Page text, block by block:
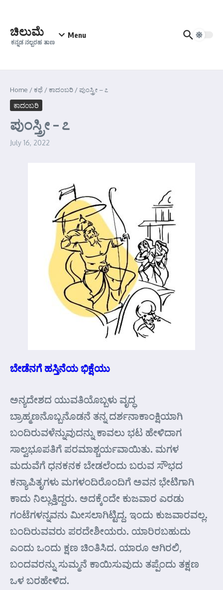
ಚಿಲುಮೆ
ಕನ್ನಡ ನಲ್ಬರಹ ತಾಣ
Menu
Home /ಕಥೆ /ಕಾದಂಬರಿ /ಪುಂಸ್ತ್ರೀ – ೭
ಕಾದಂಬರಿ
ಪುಂಸ್ತ್ರೀ – ೭
July 16, 2022
ಬೇಡೆನಗೆ ಹಸ್ತಿನೆಯ ಭಿಕ್ಷೆಯು
ಅನ್ಯದೇಶದ ಯುವತಿಯೊಬ್ಬಳು ವೃದ್ಧ
ಬ್ರಾಹ್ಮಣನೊಬ್ಬನೊಡನೆ ತನ್ನ ದರ್ಶನಾಕಾಂಕ್ಷಿಯಾಗಿ
ಬಂದಿರುವಳೆನ್ನುವುದನ್ನು ಕಾವಲು ಭಟ ಹೇಳಿದಾಗ
ಸಾಲ್ವಭೂಪತಿಗೆ ಪರಮಾಶ್ಚರ್ಯವಾಯಿತು. ಮಗಳ
ಮದುವೆಗೆ ಧನಕನಕ ಬೇಡಲೆಂದು ಬರುವ ಸೌಭದ
ಕನ್ಯಾಪಿತೃಗಳು ಮಗಳಂದಿರೊಂದಿಗೆ ಅವನ ಭೇಟಿಗಾಗಿ
ಕಾದು ನಿಲ್ಲುತ್ತಿದ್ದರು. ಅದಕ್ಕೆಂದೇ ಕುಜವಾರ ಎರಡು
ಗಂಟೆಗಳನ್ನವನು ಮೀಸಲಾಗಿಟ್ಟಿದ್ದ. ಇಂದು ಕುಜವಾರವಲ್ಲ.
ಬಂದಿರುವವರು ಪರದೇಶೀಯರು. ಯಾರಿರಬಹುದು
ಎಂದು ಒಂದು ಕ್ಷಣ ಚಿಂತಿಸಿದ. ಯಾರೂ ಆಗಿರಲಿ,
ಬಂದವರನ್ನು ಸುಮ್ಮನೆ ಕಾಯಿಸುವುದು ತಪ್ಪೆಂದು ತಕ್ಷಣ
ಒಳ ಬರಹೇಳಿದ.